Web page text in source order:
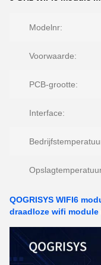
Modelnr:
Voorwaarde:
PCB-grootte:
Interface:
QOGRISYS WIFI6
draadloze wifi module